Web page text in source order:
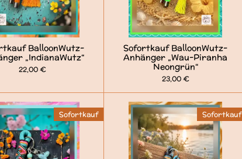
BalloonWutz-
„IndianaWutz“
22,00 €
Sofortkauf BalloonWutz-
Anhänger „Wau-Piranha
Neongrün“
23,00 €
Sofortkauf Sofortkauf